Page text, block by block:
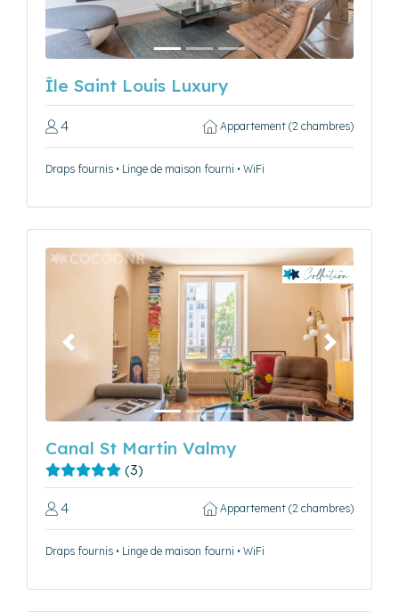
Île Saint Louis Luxury
4 Appartement (2 chambres)
Draps fournis • Linge de maison fourni • WiFi
Précédent Suivant
Canal St Martin Valmy
(3)
4 Appartement (2 chambres)
Draps fournis • Linge de maison fourni • WiFi